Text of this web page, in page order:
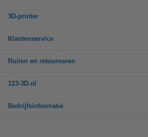
3D-printer
Klantenservice
Ruilen en retourneren
123-3D.nl
Bedrijfsinformatie